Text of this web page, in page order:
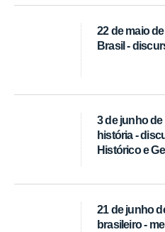
22 de maio
Brasil -
3 de junho de
história -
Histórico e
21 de junho
brasileiro -